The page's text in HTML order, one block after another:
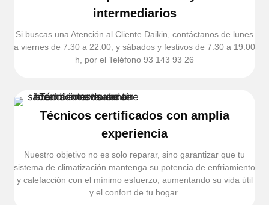
intermediarios
Si buscas una Atención al Cliente Daikin, contáctanos de lunes
a viernes de 7:30 a 22:00; y sábados y festivos de 7:30 a 19:00
h, por el Teléfono 93 143 93 26
Técnicos certificados con amplia
experiencia
Nuestro objetivo no es solo reparar, sino garantizar que tu
sistema de climatización mantenga su potencia de enfriamiento
y calefacción con el mínimo esfuerzo, aumentando su vida útil
y el confort de tu hogar.